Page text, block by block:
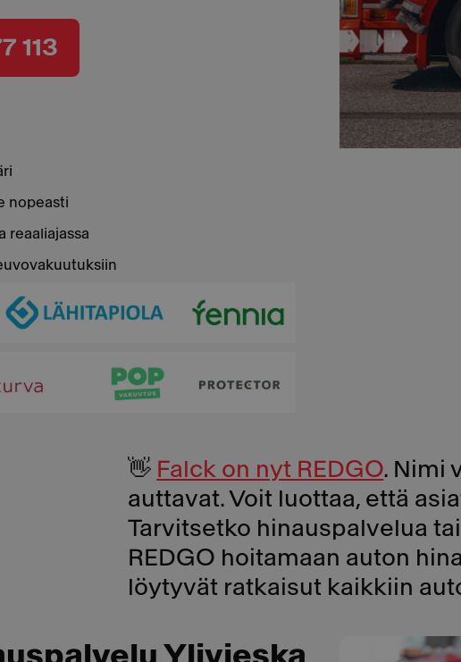
113
nopeasti
reaaliajassa
👋 Falck on nyt REDGO. Nimi
auttavat. Voit luottaa, että
Tarvitsetko hinauspalvelua
REDGO hoitamaan auton
löytyvät ratkaisut kaikkiin
Ylivieska